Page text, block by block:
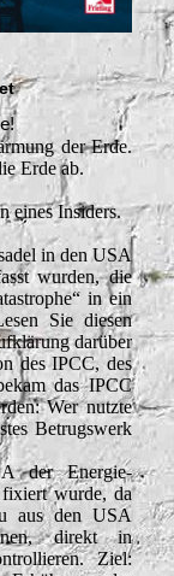
der Erde.
Erde ab.
eines Insiders.
in den USA
wurden, die
in ein
Sie diesen
darüber
des IPCC, des
das IPCC
Wer nutzte
Betrugswerk
der Energie-
wurde, da
aus den USA
direkt in
Ziel: